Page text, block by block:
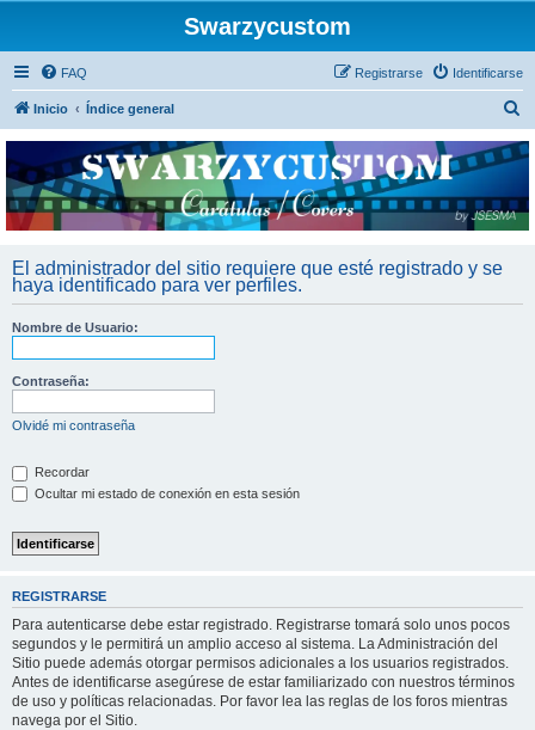
Swarzycustom
FAQ Identificarse
Registrarse
Inicio Índice general
c
El administrador del sitio requiere que esté registrado y se
haya identificado para ver perfiles.
Nombre de Usuario:
Contraseña:
Olvidé mi contraseña
Recordar
Ocultar mi estado de conexión en esta sesión
REGISTRARSE
Para autenticarse debe estar registrado. Registrarse tomará solo unos pocos
segundos y le permitirá un amplio acceso al sistema. La Administración del
Sitio puede además otorgar permisos adicionales a los usuarios registrados.
Antes de identificarse asegúrese de estar familiarizado con nuestros términos
de uso y políticas relacionadas. Por favor lea las reglas de los foros mientras
navega por el Sitio.